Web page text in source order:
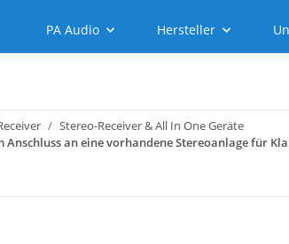
PA Audio Hersteller
Stereo-Receiver & All In One Geräte
Anschluss an eine vorhandene Stereoanlage für